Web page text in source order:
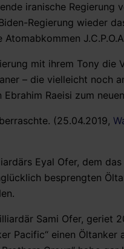
iranische Regierung
Regierung wieder
Atomabkommen
mit ihrem Tony die
– die vielleicht noch
Raeisi zum
(25.04.2019,
Eyal Ofer, dem
besprengten
Sami Ofer, geriet
Pacific“ einen